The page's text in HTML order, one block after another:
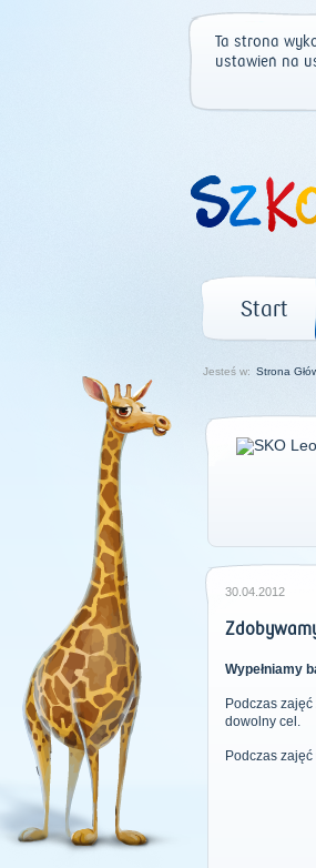
Ta strona
ustawień na
Start
Jesteś w: Strona
30.04.2012
Wypełniamy
Podczas
dowolny cel.
Podczas